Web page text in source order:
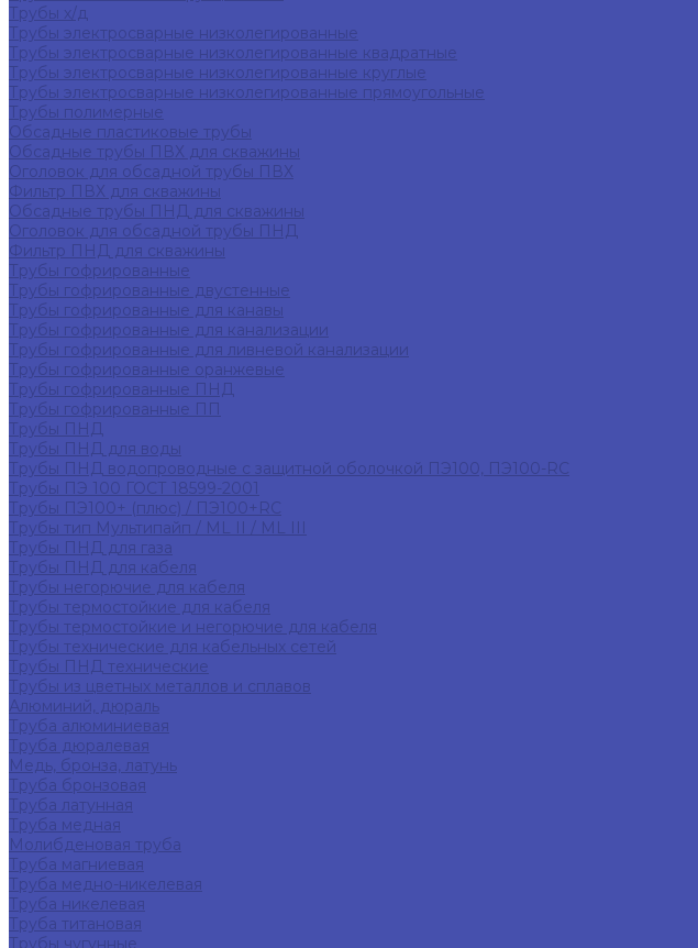
Трубы х/д
Трубы электросварные низколегированные
Трубы электросварные низколегированные квадратные
Трубы электросварные низколегированные круглые
Трубы электросварные низколегированные прямоугольные
Трубы полимерные
Обсадные пластиковые трубы
Обсадные трубы ПВХ для скважины
Оголовок для обсадной трубы ПВХ
Фильтр ПВХ для скважины
Обсадные трубы ПНД для скважины
Оголовок для обсадной трубы ПНД
Фильтр ПНД для скважины
Трубы гофрированные
Трубы гофрированные двустенные
Трубы гофрированные для канавы
Трубы гофрированные для канализации
Трубы гофрированные для ливневой канализации
Трубы гофрированные оранжевые
Трубы гофрированные ПНД
Трубы гофрированные ПП
Трубы ПНД
Трубы ПНД для воды
Трубы ПНД водопроводные с защитной оболочкой ПЭ100, ПЭ100-RC
Трубы ПЭ 100 ГОСТ 18599-2001
Трубы ПЭ100+ (плюс) / ПЭ100+RC
Трубы тип Мультипайп / ML II / ML III
Трубы ПНД для газа
Трубы ПНД для кабеля
Трубы негорючие для кабеля
Трубы термостойкие для кабеля
Трубы термостойкие и негорючие для кабеля
Трубы технические для кабельных сетей
Трубы ПНД технические
Трубы из цветных металлов и сплавов
Алюминий, дюраль
Труба алюминиевая
Труба дюралевая
Медь, бронза, латунь
Труба бронзовая
Труба латунная
Труба медная
Молибденовая труба
Труба магниевая
Труба медно-никелевая
Труба никелевая
Труба титановая
Трубы чугунные